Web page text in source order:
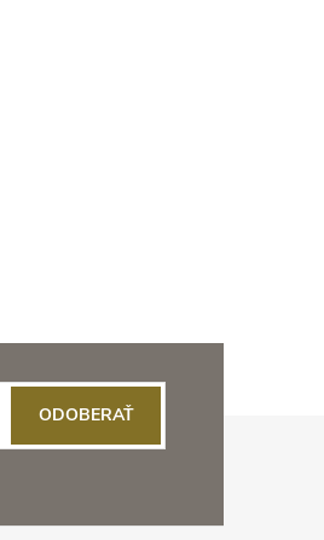
ODOBERAŤ